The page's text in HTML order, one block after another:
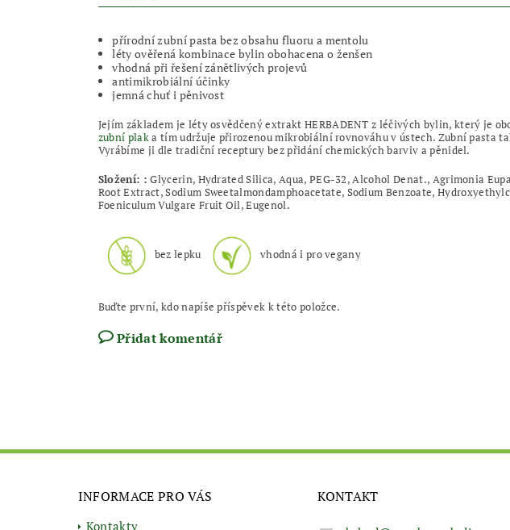
přírodní zubní pasta bez obsahu fluoru a mentolu
léty ověřená kombinace bylin obohacena o ženšen
vhodná při řešení zánětlivých projevů
antimikrobiální účinky
jemná chuť i pěnivost
Jejím základem je léty osvědčený extrakt HERBADENT z léčivých bylin, který je
zubní plaka tím udržuje přirozenou mikrobiální rovnováhu v ústech. Zubní pasta
Vyrábíme ji dle tradiční receptury bez přidání chemických barviv a pěnidel.
Složení: :Glycerin, Hydrated Silica, Aqua, PEG-32, Alcohol Denat., Agrimonia
Root Extract, Sodium Sweetalmondamphoacetate, Sodium Benzoate,
Foeniculum Vulgare Fruit Oil, Eugenol.
bez lepku vhodná i pro vegany
Buďte první, kdo napíše příspěvek k této položce.
Přidat komentář
INFORMACE PRO VÁS
Kontakty
KONTAKT